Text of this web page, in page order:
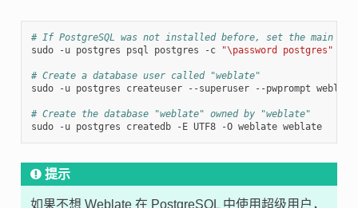
# If PostgreSQL was not installed before, set the main
sudo -u postgres psql postgres -c
"\password postgres"
# Create a database user called "weblate"
sudo -u postgres createuser --superuser --pwprompt weblate
# Create the database "weblate" owned by "weblate"
sudo -u postgres createdb -E UTF8 -O weblate weblate
提示
如果不想 Weblate 在 PostgreSQL 中使用超级用户，